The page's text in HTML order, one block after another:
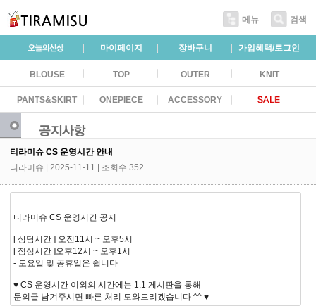
메뉴 검색
마이페이지 장바구니 가입혜택/로그인
BLOUSE TOP OUTER KNIT
PANTS&SKIRT ONEPIECE ACCESSORY
티라미슈 CS 운영시간 안내
티라미슈 | 2025-11-11 | 조회수 352
티라미슈 CS 운영시간 공지
[ 상담시간 ] 오전11시 ~ 오후5시
[ 점심시간 ]오후12시 ~ 오후1시
- 토요일 및 공휴일은 쉽니다
♥ CS 운영시간 이외의 시간에는 1:1 게시판을 통해
문의글 남겨주시면 빠른 처리 도와드리겠습니다 ^^ ♥